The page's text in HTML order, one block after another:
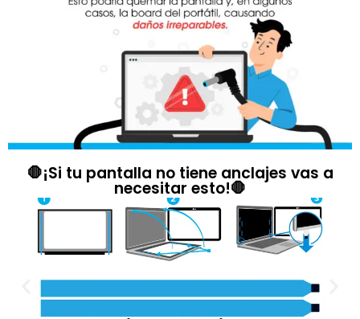
🛑¡Si tu pantalla no tiene anclajes vas a
necesitar esto!🛑